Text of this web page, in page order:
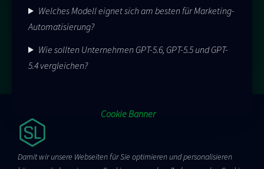
Cookie Banner
Damit wir unsere Webseiten für Sie optimieren und personalisieren
Welches Modell eignet sich am besten für Marketing-
Automatisierung?
Wie sollten Unternehmen GPT-5.6, GPT-5.5 und GPT-
5.4 vergleichen?